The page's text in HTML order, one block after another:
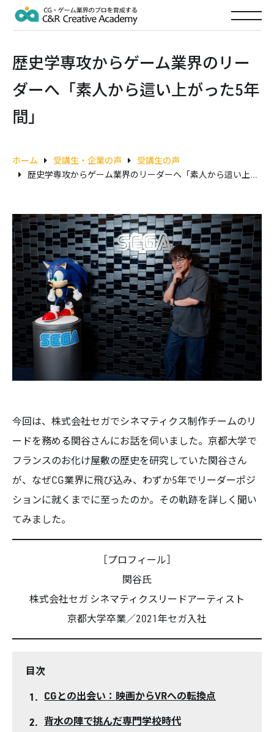
歴史学専攻からゲーム業界のリー
ダーへ「素人から這い上がった5年
間」
ホーム 受講生・企業の声
受講生の声
歴史学専攻からゲーム業界のリーダーへ「素人から這い上がった5年間」
今回は、株式会社セガでシネマティクス制作チームのリ
ードを務める関谷さんにお話を伺いました。京都大学で
フランスのお化け屋敷の歴史を研究していた関谷さん
が、なぜCG業界に飛び込み、わずか5年でリーダーポジ
ションに就くまでに至ったのか。その軌跡を詳しく聞い
てみました。
［プロフィール］
関谷氏
株式会社セガ シネマティクスリードアーティスト
京都大学卒業／2021年セガ入社
目次
CGとの出会い：映画からVRへの転換点
背水の陣で挑んだ専門学校時代